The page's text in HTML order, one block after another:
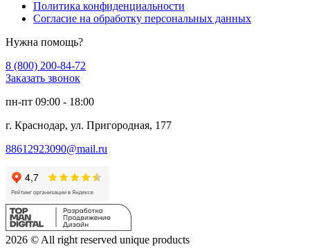
Политика конфиденциальности
Согласие на обработку персональных данных
Нужна помощь?
8 (800) 200-84-72
Заказать звонок
пн-пт 09:00 - 18:00
г. Краснодар, ул. Пригородная, 177
88612923090@mail.ru
2026 © All right reserved unique products